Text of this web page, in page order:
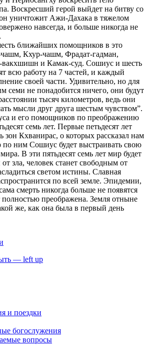
Воскресший герой выйдет на битву со
уничтожит Ажи-Дахака в тяжелом
навсегда, и больше никогда не
ближайших помощников в это
Кхур-чашм, Фрадат-гадман,
вакхшишн и Камак-суд. Сошиус и шесть
всю работу на 7 частей, и каждый
своей части. Удивительно, но для
семи не понадобится ничего, они будут
тысяч километров, ведь они
мысли друг друга шестым чувством”.
и его помощников по преображению
семь лет. Первые петьдесят лет
зон Кхванирас, о которых рассказал нам
по ним Сошиус будет выстраивать свою
В эти пятьдесят семь лет мир будет
зла, человек станет свободным от
светом истины. Славная
по всей земле. Эпидемии,
смерть никогда больше не появятся
полностью преображена. Земля отныне
же, как она была в первый день
— left up
и поездки
богослужения
вопросы